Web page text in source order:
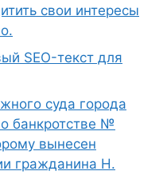
свои интересы
SEO-текст для
суда города
банкротстве №
вынесен
гражданина Н.